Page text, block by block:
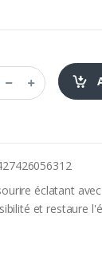
éclatant
et restaure